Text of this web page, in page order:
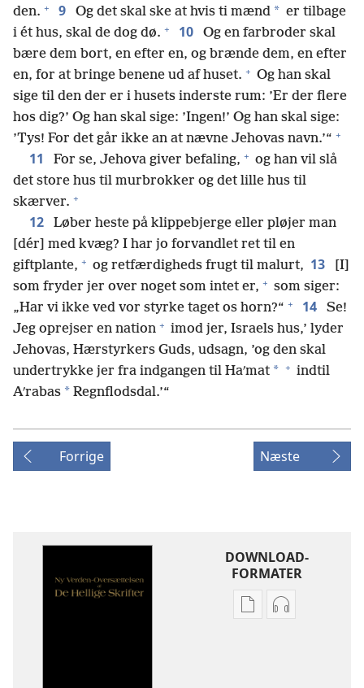
den. + 9 Og det skal ske at hvis ti mænd * er tilbage
i ét hus, skal de dog dø. + 10
Og en farbroder skal
bære dem bort, en efter en, og brænde dem, en efter
en, for at bringe benene ud af huset. + Og han skal
sige til den der er i husets inderste rum: ’Er der flere
hos dig?’ Og han skal sige: ’Ingen!’ Og han skal sige:
’Tys! For det går ikke an at nævne Jehovas navn.’“ +
11 For se, Jehova giver befaling, + og han vil slå
det store hus til murbrokker og det lille hus til
skærver. +
12
Løber heste på klippebjerge eller pløjer man
[dér] med kvæg? I har jo forvandlet ret til en
giftplante, + og retfærdigheds frugt til malurt, 13
[I]
som fryder jer over noget som intet er, + som siger:
„Har vi ikke ved vor styrke taget os horn?“ + 14
Se!
Jeg oprejser en nation + imod jer, Israels hus,’ lyder
Jehovas, Hærstyrkers Guds, udsagn, ’og den skal
undertrykke jer fra indgangen til Haʹmat * + indtil
Aʹrabas * Regnflodsdal.’“
Forrige Næste
DOWNLOAD-
FORMATER
IndstillingerIndstillinger